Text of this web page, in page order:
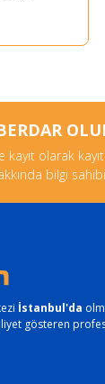
olarak
bilgi
İstanbul'da
gösteren